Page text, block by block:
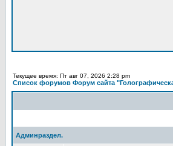
Текущее время: Пт авг 07, 2026 2:28 pm
Список форумов Форум сайта
Админраздел.